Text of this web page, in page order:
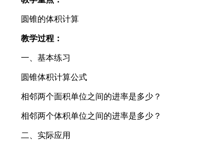
圆锥的体积计算
教学过程：
一、基本练习
圆锥体积计算公式
相邻两个面积单位之间的进率是多少？
相邻两个体积单位之间的进率是多少？
二、实际应用